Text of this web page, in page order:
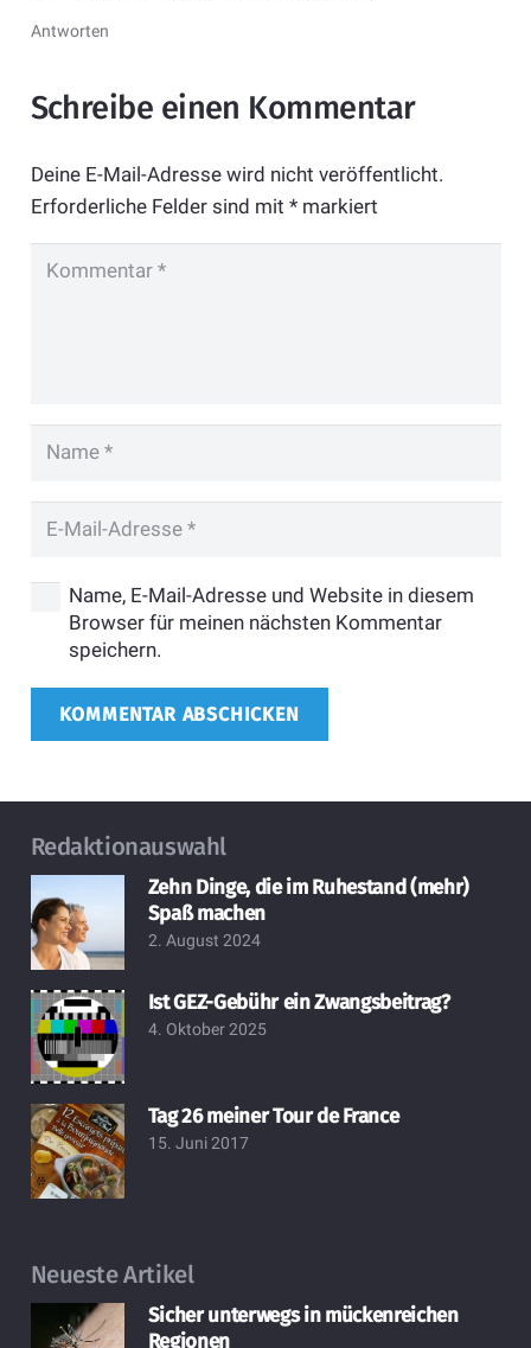
Antworten
Schreibe einen Kommentar
Deine E-Mail-Adresse wird nicht veröffentlicht.
Erforderliche Felder sind mit *markiert
Name, E-Mail-Adresse und Website in diesem
Browser für meinen nächsten Kommentar
speichern.
KOMMENTAR ABSCHICKEN
Redaktionauswahl
Zehn Dinge, die im Ruhestand (mehr)
Spaß machen
2. August 2024
Ist GEZ-Gebühr ein Zwangsbeitrag?
4. Oktober 2025
Tag 26 meiner Tour de France
15. Juni 2017
Neueste Artikel
Sicher unterwegs in mückenreichen
Regionen